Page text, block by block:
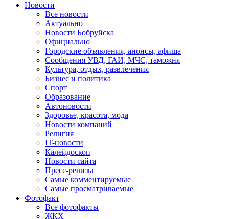
Новости
Все новости
Актуально
Новости Бобруйска
Официально
Городские объявления, анонсы, афиша
Сообщения УВД, ГАИ, МЧС, таможня
Культура, отдых, развлечения
Бизнес и политика
Спорт
Образование
Автоновости
Здоровье, красота, мода
Новости компаний
Религия
IT-новости
Калейдоскоп
Новости сайта
Пресс-релизы
Самые комментируемые
Самые просматриваемые
Фотофакт
Все фотофакты
ЖКХ